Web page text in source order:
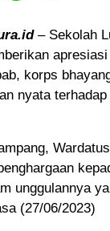
– Sekolah
korps
nyata terhadap
unggulannya
(27/06/2023)